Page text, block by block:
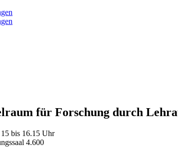
für Forschung durch
bis 16.15 Uhr
4.600